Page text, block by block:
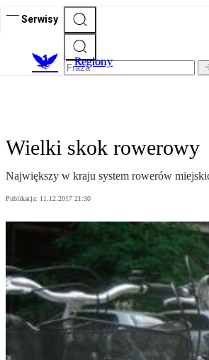
Serwisy
Regiony
Wielki skok rowerowy
Największy w kraju system rowerów
Publikacja: 11.12.2017 21:30